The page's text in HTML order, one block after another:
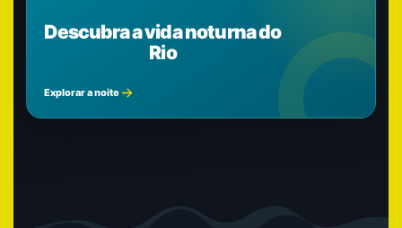
Descubra a vida noturna do
Rio
Explorar a noite